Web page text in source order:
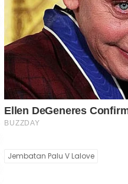
Jembatan Palu V Lalove